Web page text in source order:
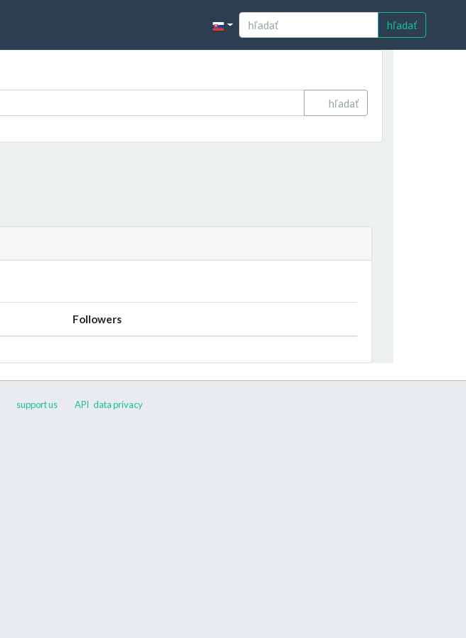
hľadať
hľadať
Followers
support us API data privacy